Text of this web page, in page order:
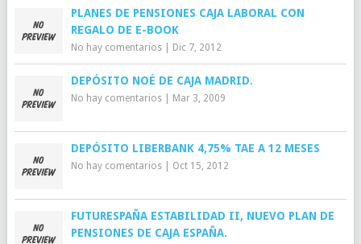
PLANES DE PENSIONES CAJA LABORAL CON
REGALO DE E-BOOK
No hay comentarios| Dic 7, 2012
DEPÓSITO NOÉ DE CAJA MADRID.
No hay comentarios| Mar 3, 2009
DEPÓSITO LIBERBANK 4,75% TAE A 12 MESES
No hay comentarios| Oct 15, 2012
FUTURESPAÑA ESTABILIDAD II, NUEVO PLAN DE
PENSIONES DE CAJA ESPAÑA.